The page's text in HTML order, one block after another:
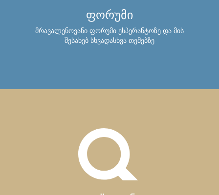
ფორუმი
მრავალენოვანი ფორუმი ესპერანტოზე და მის
შესახებ სხვადასხვა თემებზე